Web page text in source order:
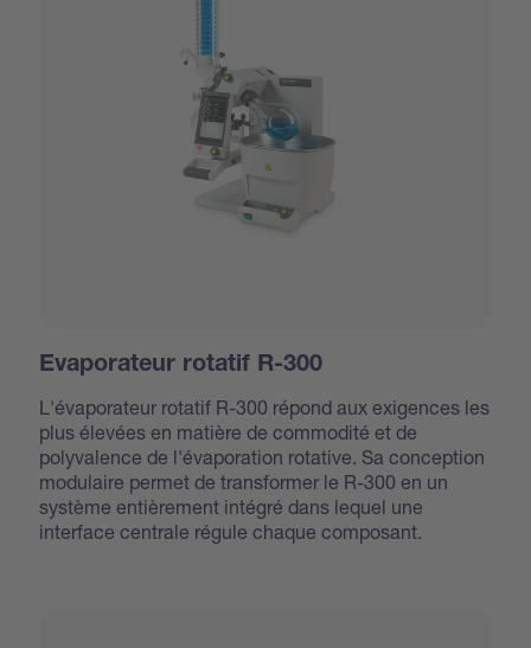
Evaporateur rotatif R-300
L'évaporateur rotatif R-300 répond aux exigences les
plus élevées en matière de commodité et de
polyvalence de l'évaporation rotative. Sa conception
modulaire permet de transformer le R-300 en un
système entièrement intégré dans lequel une
interface centrale régule chaque composant.